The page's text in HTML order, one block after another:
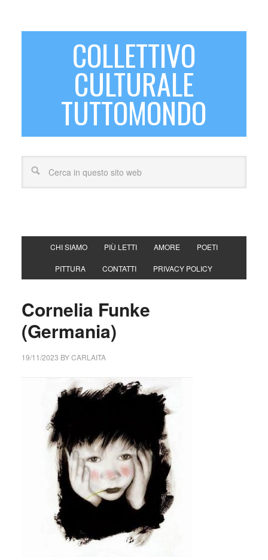
COLLETTIVO
CULTURALE
TUTTOMONDO
CHI SIAMO PIÙ LETTI AMORE POETI
PITTURA CONTATTI PRIVACY POLICY
Cornelia Funke
(Germania)
19/11/2023 BYCARLAITA